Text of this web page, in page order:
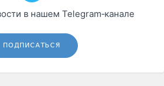
в нашем Telegram‑канале
ПОДПИСАТЬСЯ